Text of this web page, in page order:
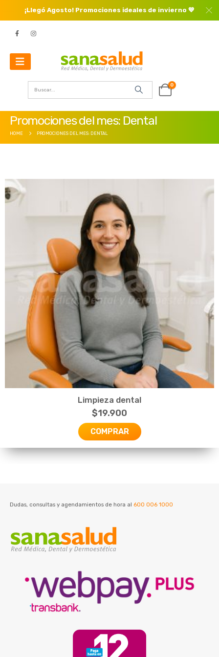
¡Llegó Agosto! Promociones ideales de invierno 💙
0
Promociones del mes: Dental
HOME PROMOCIONES DEL MES: DENTAL
Limpieza dental
$19.900
COMPRAR
Dudas, consultas y agendamientos de hora al 600 006 1000